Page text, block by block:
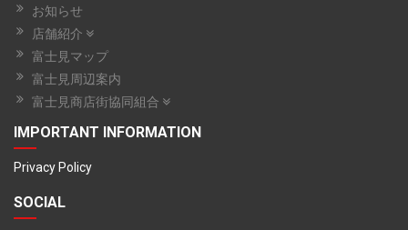
お知らせ
店舗紹介
富士見マップ
富士見周辺案内
富士見商店街協同組合
IMPORTANT INFORMATION
Privacy Policy
SOCIAL